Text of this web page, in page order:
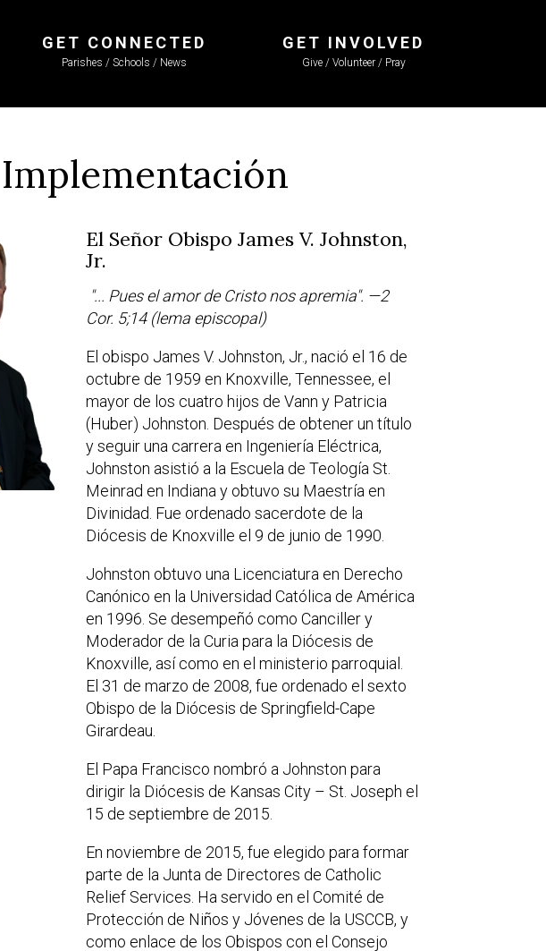
GET CONNECTED
Parishes / Schools / News
GET INVOLVED
Give / Volunteer / Pray
El Señor Obispo James V. Johnston,
Jr.
"... Pues el amor de Cristo nos apremia". —2
Cor. 5;14 (lema episcopal)
El obispo James V. Johnston, Jr., nació el 16 de
octubre de 1959 en Knoxville, Tennessee, el
mayor de los cuatro hijos de Vann y Patricia
(Huber) Johnston. Después de obtener un título
y seguir una carrera en Ingeniería Eléctrica,
Johnston asistió a la Escuela de Teología St.
Meinrad en Indiana y obtuvo su Maestría en
Divinidad. Fue ordenado sacerdote de la
Diócesis de Knoxville el 9 de junio de 1990.
Johnston obtuvo una Licenciatura en Derecho
Canónico en la Universidad Católica de América
en 1996. Se desempeñó como Canciller y
Moderador de la Curia para la Diócesis de
Knoxville, así como en el ministerio parroquial.
El 31 de marzo de 2008, fue ordenado el sexto
Obispo de la Diócesis de Springfield-Cape
Girardeau.
El Papa Francisco nombró a Johnston para
dirigir la Diócesis de Kansas City – St. Joseph el
15 de septiembre de 2015.
En noviembre de 2015, fue elegido para formar
parte de la Junta de Directores de Catholic
Relief Services. Ha servido en el Comité de
Protección de Niños y Jóvenes de la USCCB, y
como enlace de los Obispos con el Consejo